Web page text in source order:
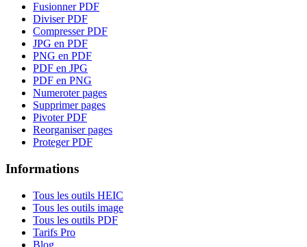
Fusionner PDF
Diviser PDF
Compresser PDF
JPG en PDF
PNG en PDF
PDF en JPG
PDF en PNG
Numeroter pages
Supprimer pages
Pivoter PDF
Reorganiser pages
Proteger PDF
Informations
Tous les outils HEIC
Tous les outils image
Tous les outils PDF
Tarifs Pro
Blog